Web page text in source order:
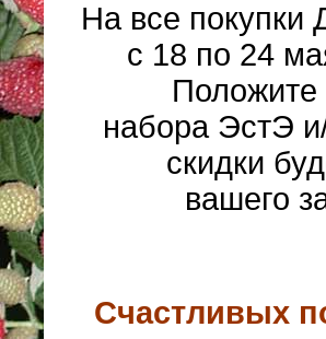
На все
с 18 по 24
набора ЭстЭ
скидки
вашего
Счастливых